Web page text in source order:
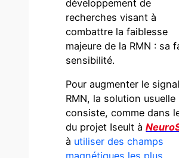
développement de
recherches visant à
combattre la faiblesse
majeure de la RMN : sa
sensibilité.
Pour augmenter le signal
RMN, la solution usuelle
consiste, comme dans
du projet Iseult à
à utiliser des champs